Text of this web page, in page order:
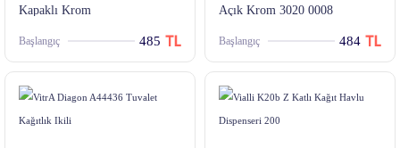
Kapaklı Krom
Başlangıç 485
Açık Krom 3020 0008
Başlangıç 484